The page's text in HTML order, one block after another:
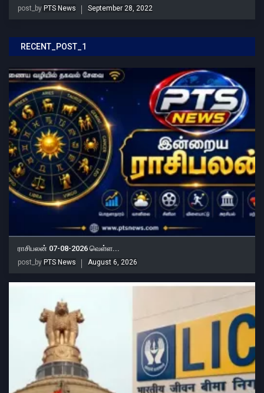
post_by PTS News September 28, 2022
RECENT_POST_1
ராசிபலன் 07-08-2026 வெள்ள...
post_by PTS News August 6, 2026